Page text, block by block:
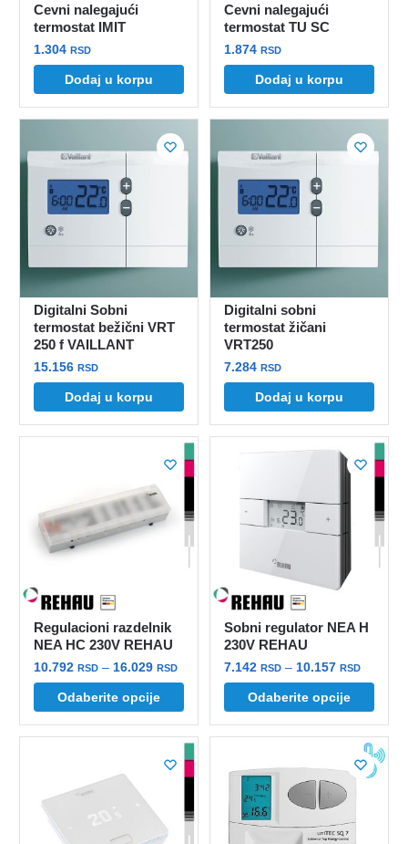
Cevni nalegajući
termostat IMIT
1.304RSD
Dodaj u korpu
Cevni nalegajući
termostat TU SC
1.874RSD
Dodaj u korpu
Digitalni Sobni
termostat bežični VRT
250 f VAILLANT
15.156RSD
Dodaj u korpu
Digitalni sobni
termostat žičani
VRT250
7.284RSD
Dodaj u korpu
Regulacioni razdelnik
NEA HC 230V REHAU
10.792RSD – 16.029RSDRaspon
cena:
od
10.792 rsd
do
16.029 rsd
Odaberite opcije
Ovaj
ima
varijanti.
Opcije
mogu
Sobni regulator NEA H
230V REHAU
7.142RSD – 10.157RSDRaspon
cena:
od
7.142
do
10.157
Odaberite opcije
Ovaj
ima
varijanti.
Opcije
mogu